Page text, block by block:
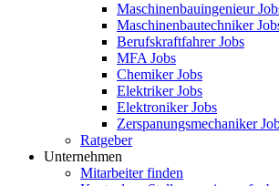
Maschinenbauingenieur
Maschinenbautechniker
Berufskraftfahrer Jobs
MFA Jobs
Chemiker Jobs
Elektriker Jobs
Elektroniker Jobs
Zerspanungsmechaniker
Ratgeber
Unternehmen
Mitarbeiter finden